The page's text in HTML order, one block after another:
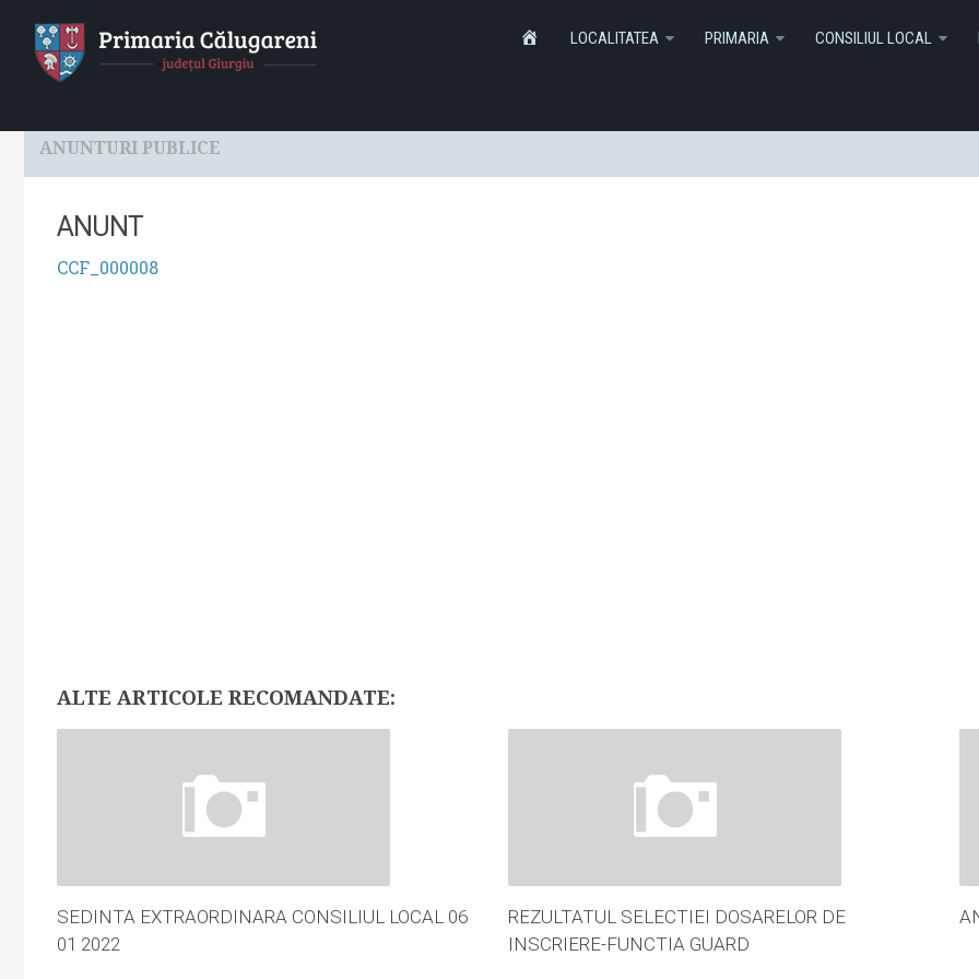
HOMELOCALITATEA PRIMARIA CONSILIUL LOCAL
HOMELocalitatea Primaria Informatii Monitorul Oficial Local
ANUNTURI PUBLICE
ANUNT
CCF_000008
ALTE ARTICOLE RECOMANDATE:
SEDINTA EXTRAORDINARA CONSILIUL LOCAL 06
01 2022
REZULTATUL SELECTIEI DOSARELOR DE
INSCRIERE-FUNCTIA GUARD